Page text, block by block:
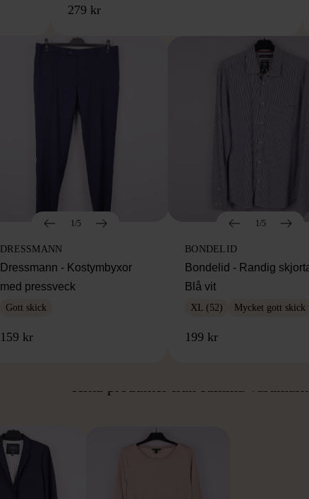
279 kr
1/5
DRESSMANN
Dressmann - Kostymbyxor
med pressveck
Gott skick
159 kr
1/5
BONDELID
Bondelid - Randig
Blå vit
XL (52) Mycket gott skick
199 kr
Hitta produkter från samma